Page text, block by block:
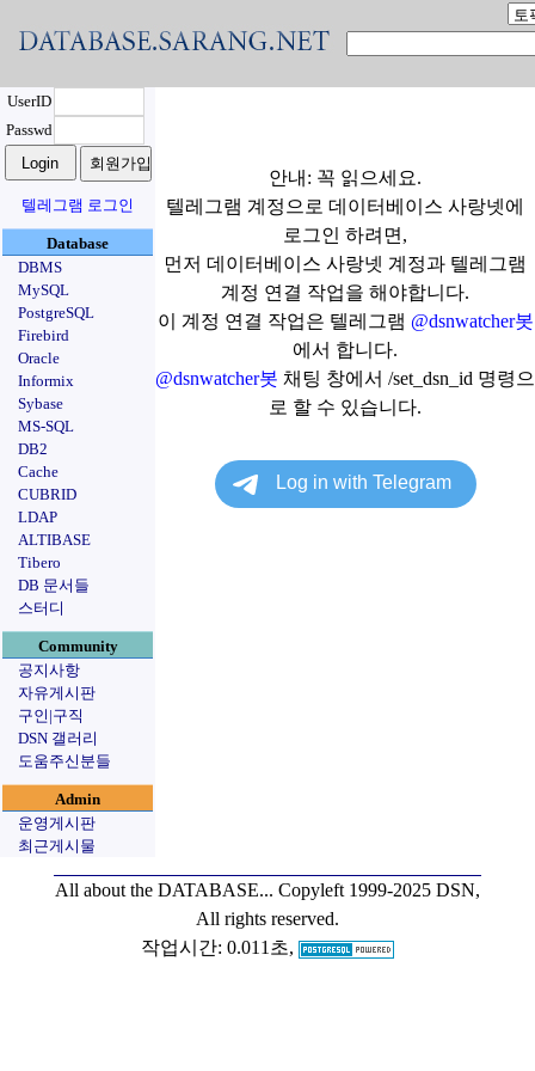
UserID
Passwd
텔레그램 로그인
Database
DBMS
MySQL
PostgreSQL
Firebird
Oracle
Informix
Sybase
MS-SQL
DB2
Cache
CUBRID
LDAP
ALTIBASE
Tibero
DB 문서들
스터디
Community
공지사항
자유게시판
구인|구직
DSN 갤러리
도움주신분들
Admin
운영게시판
최근게시물
안내: 꼭 읽으세요.
텔레그램 계정으로 데이터베이스 사랑넷에
로그인 하려면,
먼저 데이터베이스 사랑넷 계정과 텔레그램
계정 연결 작업을 해야합니다.
이 계정 연결 작업은 텔레그램 @dsnwatcher봇
에서 합니다.
@dsnwatcher봇 채팅 창에서 /set_dsn_id 명령으
로 할 수 있습니다.
All about the DATABASE... Copyleft 1999-2025 DSN,
All rights reserved.
작업시간: 0.011초,